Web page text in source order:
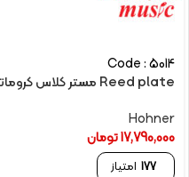
Code : 5014
Reed plate مستر کلاس کروماتیک هوهنر
Hohner
17,790,000تومان
177 امتیاز